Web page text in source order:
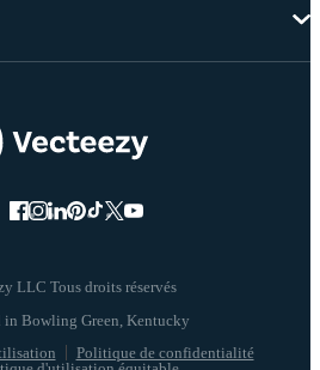
LLC Tous droits réservés
Politique de confidentialité